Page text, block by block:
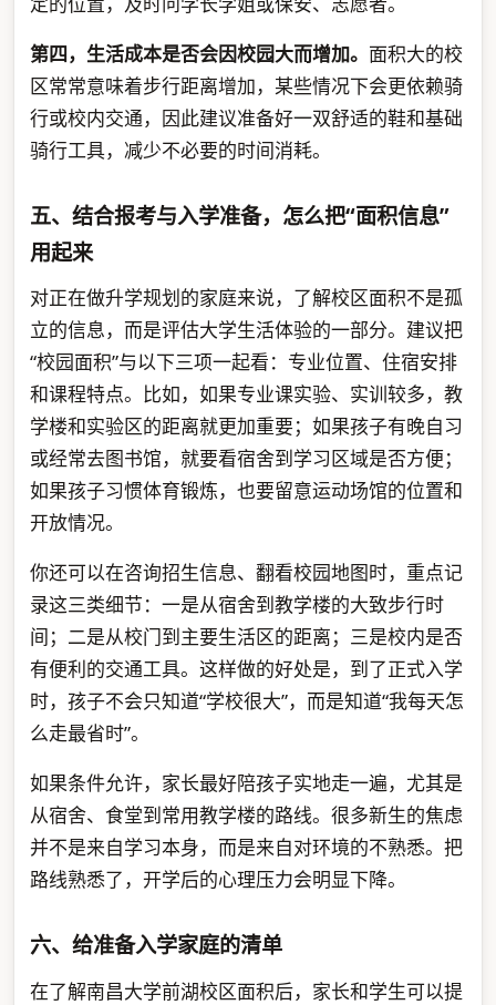
第四，生活成本是否会因校园大而增加。 面积大的校
区常常意味着步行距离增加，某些情况下会更依赖骑
行或校内交通，因此建议准备好一双舒适的鞋和基础
骑行工具，减少不必要的时间消耗。
五、结合报考与入学准备，怎么把“面积信息”
用起来
对正在做升学规划的家庭来说，了解校区面积不是孤
立的信息，而是评估大学生活体验的一部分。建议把
“校园面积”与以下三项一起看：专业位置、住宿安排
和课程特点。比如，如果专业课实验、实训较多，教
学楼和实验区的距离就更加重要；如果孩子有晚自习
或经常去图书馆，就要看宿舍到学习区域是否方便；
如果孩子习惯体育锻炼，也要留意运动场馆的位置和
开放情况。
你还可以在咨询招生信息、翻看校园地图时，重点记
录这三类细节：一是从宿舍到教学楼的大致步行时
间；二是从校门到主要生活区的距离；三是校内是否
有便利的交通工具。这样做的好处是，到了正式入学
时，孩子不会只知道“学校很大”，而是知道“我每天怎
么走最省时”。
如果条件允许，家长最好陪孩子实地走一遍，尤其是
从宿舍、食堂到常用教学楼的路线。很多新生的焦虑
并不是来自学习本身，而是来自对环境的不熟悉。把
路线熟悉了，开学后的心理压力会明显下降。
六、给准备入学家庭的清单
在了解南昌大学前湖校区面积后，家长和学生可以提